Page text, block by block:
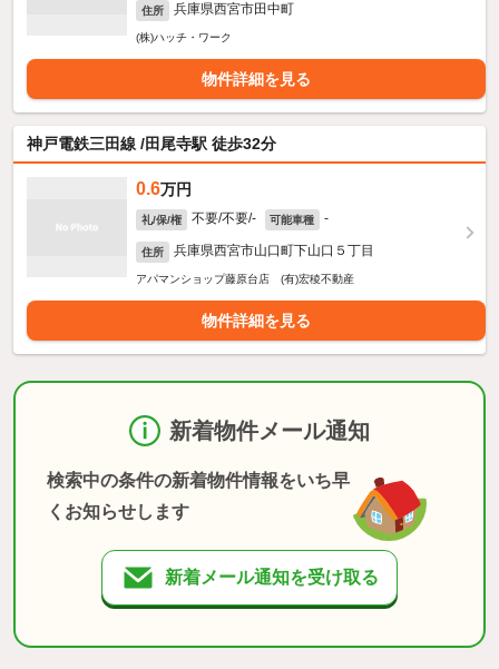
住所 兵庫県西宮市田中町
(株)ハッチ・ワーク
物件詳細を見る
神戸電鉄三田線 /田尾寺駅 徒歩32分
0.6万円
礼/保/権 不要/不要/- 可能車種 -
住所 兵庫県西宮市山口町下山口５丁目
アパマンショップ藤原台店 (有)宏稜不動産
物件詳細を見る
新着物件メール通知
検索中の条件の新着物件情報をいち早
くお知らせします
新着メール通知を受け取る